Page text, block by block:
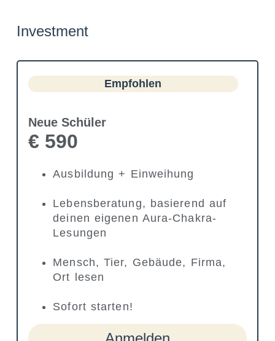
Investment
Empfohlen
Neue Schüler
€ 590
Ausbildung + Einweihung
Lebensberatung, basierend auf
deinen eigenen Aura-Chakra-
Lesungen
Mensch, Tier, Gebäude, Firma,
Ort lesen
Sofort starten!